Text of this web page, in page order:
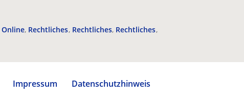
Online Rechtliches Rechtliches Rechtliches
Impressum
Datenschutzhinweis